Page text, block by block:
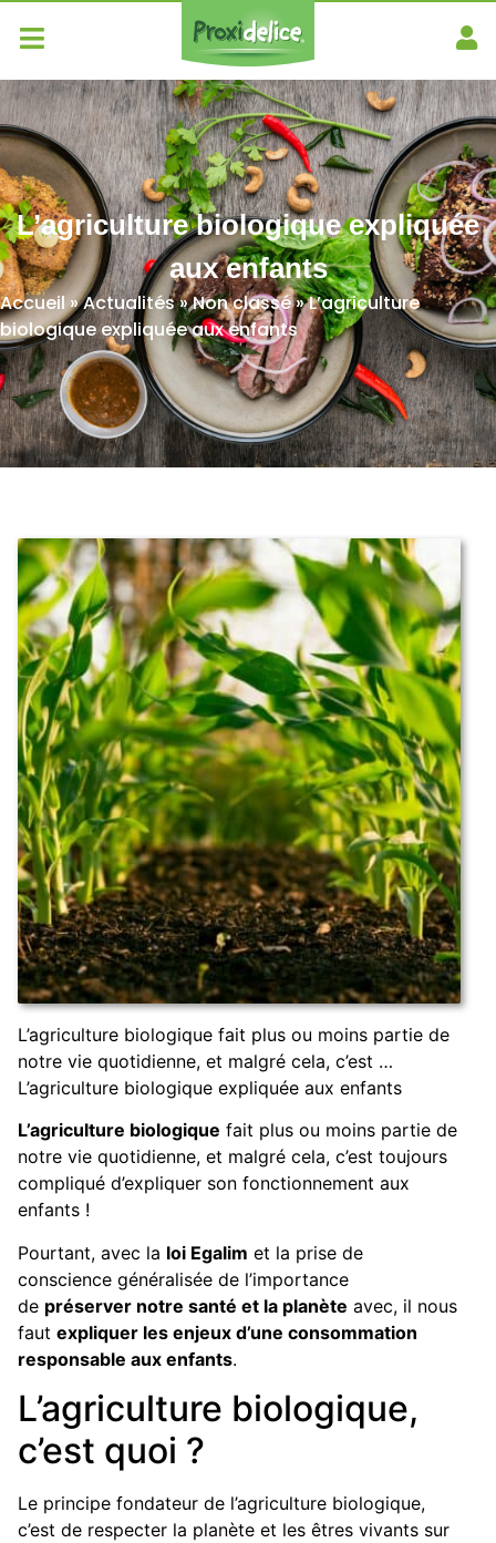
L’agriculture biologique expliquée
aux enfants
Accueil»Actualités»Non classé»L’agriculture
biologique expliquée aux enfants
L’agriculture biologique fait plus ou moins partie de
notre vie quotidienne, et malgré cela, c’est …
L’agriculture biologique expliquée aux enfants
L’agriculture biologique fait plus ou moins partie de
notre vie quotidienne, et malgré cela, c’est toujours
compliqué d’expliquer son fonctionnement aux
enfants !
Pourtant, avec la loi Egalim et la prise de
conscience généralisée de l’importance
de préserver notre santé et la planète avec, il nous
faut expliquer les enjeux d’une consommation
responsable aux enfants.
L’agriculture biologique,
c’est quoi ?
Le principe fondateur de l’agriculture biologique,
c’est de respecter la planète et les êtres vivants sur